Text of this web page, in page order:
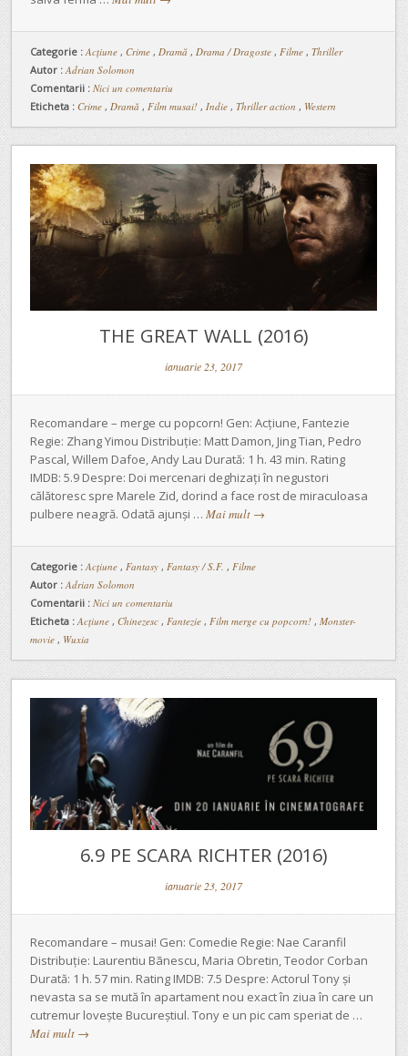
Categorie : Acţiune , Crime , Dramă , Drama / Dragoste , Filme , Thriller
Autor : Adrian Solomon
Comentarii : Nici un comentariu
Eticheta : Crime , Dramă , Film musai! , Indie , Thriller action , Western
THE GREAT WALL (2016)
ianuarie 23, 2017
Recomandare – merge cu popcorn! Gen: Acțiune, Fantezie
Regie: Zhang Yimou Distribuție: Matt Damon, Jing Tian, Pedro
Pascal, Willem Dafoe, Andy Lau Durată: 1 h. 43 min. Rating
IMDB: 5.9 Despre: Doi mercenari deghizați în negustori
călătoresc spre Marele Zid, dorind a face rost de miraculoasa
pulbere neagră. Odată ajunși … Mai mult →
Categorie :Acţiune , Fantasy , Fantasy / S.F. , Filme
Autor : Adrian Solomon
Comentarii : Nici un comentariu
Eticheta : Acțiune , Chinezesc , Fantezie , Film merge cu popcorn! , Monster-
movie , Wuxia
6.9 PE SCARA RICHTER (2016)
ianuarie 23, 2017
Recomandare – musai! Gen: Comedie Regie: Nae Caranfil
Distribuție: Laurentiu Bãnescu, Maria Obretin, Teodor Corban
Durată: 1 h. 57 min. Rating IMDB: 7.5 Despre: Actorul Tony și
nevasta sa se mută în apartament nou exact în ziua în care un
cutremur lovește Bucureștiul. Tony e un pic cam speriat de …
Mai mult →